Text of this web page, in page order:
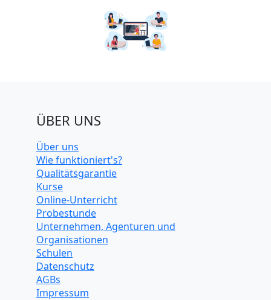
ÜBER UNS
Über uns
Wie funktioniert's?
Qualitätsgarantie
Kurse
Online-Unterricht
Probestunde
Unternehmen, Agenturen und
Organisationen
Schulen
Datenschutz
AGBs
Impressum